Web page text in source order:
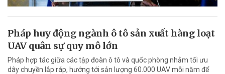
Pháp huy động ngành ô tô sản xuất hàng loạt
UAV quân sự quy mô lớn
Pháp hợp tác giữa các tập đoàn ô tô và quốc phòng nhằm tối ưu
dây chuyền lắp ráp, hướng tới sản lượng 60.000 UAV mỗi năm để